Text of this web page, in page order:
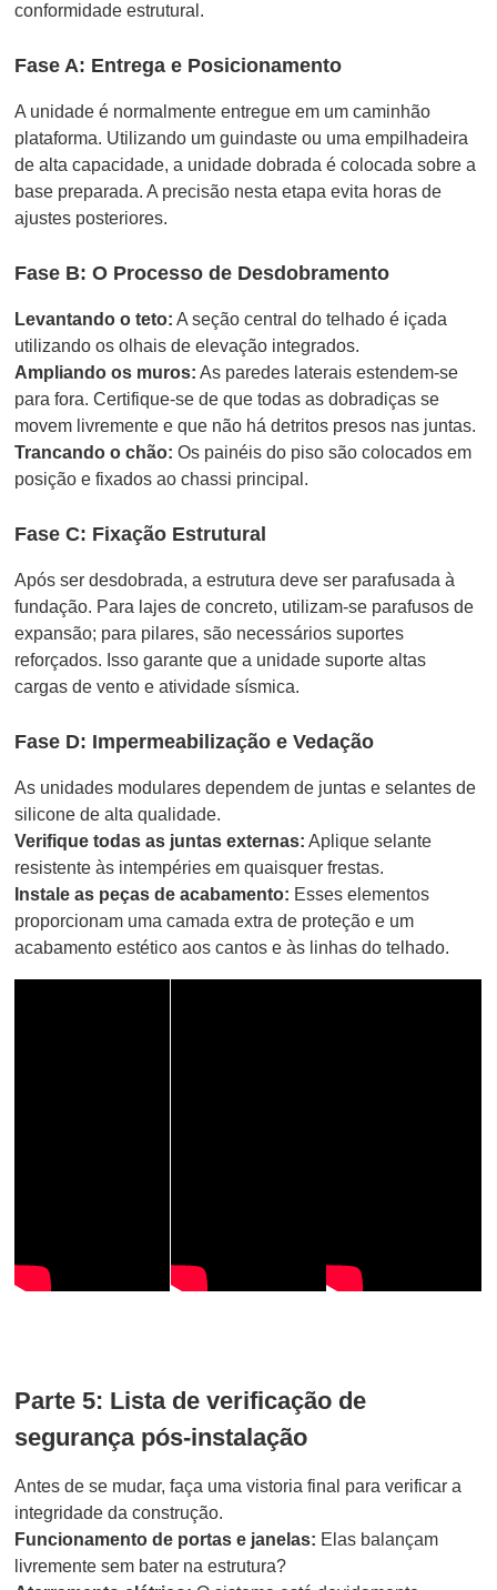
conformidade estrutural.
Fase A: Entrega e Posicionamento
A unidade é normalmente entregue em um caminhão
plataforma. Utilizando um guindaste ou uma empilhadeira
de alta capacidade, a unidade dobrada é colocada sobre a
base preparada. A precisão nesta etapa evita horas de
ajustes posteriores.
Fase B: O Processo de Desdobramento
Levantando o teto: A seção central do telhado é içada
utilizando os olhais de elevação integrados.
Ampliando os muros: As paredes laterais estendem-se
para fora. Certifique-se de que todas as dobradiças se
movem livremente e que não há detritos presos nas juntas.
Trancando o chão: Os painéis do piso são colocados em
posição e fixados ao chassi principal.
Fase C: Fixação Estrutural
Após ser desdobrada, a estrutura deve ser parafusada à
fundação. Para lajes de concreto, utilizam-se parafusos de
expansão; para pilares, são necessários suportes
reforçados. Isso garante que a unidade suporte altas
cargas de vento e atividade sísmica.
Fase D: Impermeabilização e Vedação
As unidades modulares dependem de juntas e selantes de
silicone de alta qualidade.
Verifique todas as juntas externas: Aplique selante
resistente às intempéries em quaisquer frestas.
Instale as peças de acabamento: Esses elementos
proporcionam uma camada extra de proteção e um
acabamento estético aos cantos e às linhas do telhado.
Parte 5: Lista de verificação de
segurança pós-instalação
Antes de se mudar, faça uma vistoria final para verificar a
integridade da construção.
Funcionamento de portas e janelas: Elas balançam
livremente sem bater na estrutura?